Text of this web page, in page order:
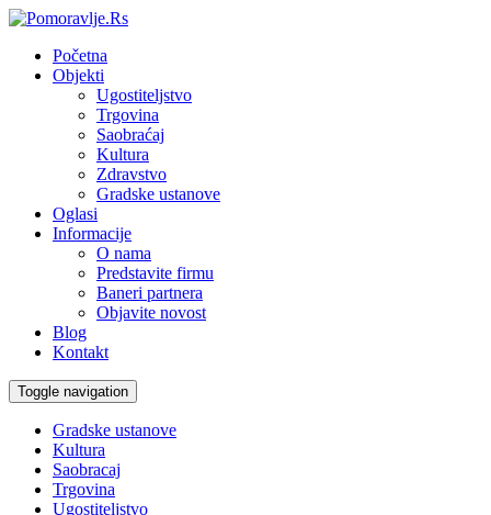
Početna
Objekti
Ugostiteljstvo
Trgovina
Saobraćaj
Kultura
Zdravstvo
Gradske ustanove
Oglasi
Informacije
O nama
Predstavite firmu
Baneri partnera
Objavite novost
Blog
Kontakt
Toggle navigation
Gradske ustanove
Kultura
Saobracaj
Trgovina
Ugostiteljstvo